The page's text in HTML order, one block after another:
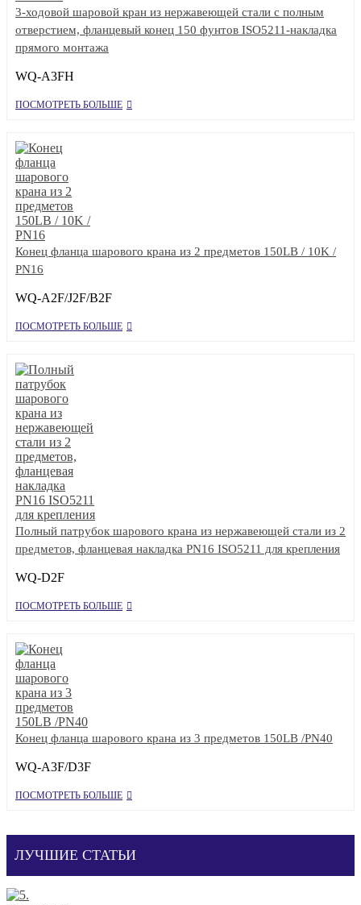
3-ходовой шаровой кран из нержавеющей стали с полным
отверстием, фланцевый конец 150 фунтов ISO5211-накладка
прямого монтажа
WQ-A3FH
ПОСМОТРЕТЬ БОЛЬШЕ
Конец фланца шарового крана из 2 предметов 150LB / 10K /
PN16
WQ-A2F/J2F/B2F
ПОСМОТРЕТЬ БОЛЬШЕ
Полный патрубок шарового крана из нержавеющей стали из 2
предметов, фланцевая накладка PN16 ISO5211 для крепления
WQ-D2F
ПОСМОТРЕТЬ БОЛЬШЕ
Конец фланца шарового крана из 3 предметов 150LB /PN40
WQ-A3F/D3F
ПОСМОТРЕТЬ БОЛЬШЕ
ЛУЧШИЕ СТАТЬИ